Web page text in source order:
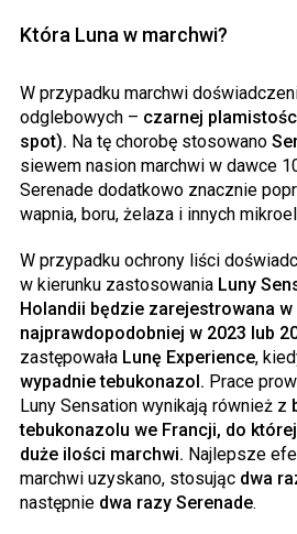
Która Luna w marchwi?
W przypadku marchwi
odglebowych – czarnej
spot). Na tę chorobę stosowano
siewem nasion marchwi w dawce
Serenade dodatkowo znacznie
wapnia, boru, żelaza i innych
W przypadku ochrony liści
w kierunku zastosowania Luny
Holandii będzie zarejestrowana
najprawdopodobniej w 2023 lub
zastępowała Lunę Experience,
wypadnie tebukonazol. Prace
Luny Sensation wynikają również z
tebukonazolu we Francji, do
duże ilości marchwi. Najlepsze
marchwi uzyskano, stosując dwa
następnie dwa razy Serenade.